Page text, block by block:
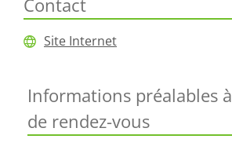
Contact
Site Internet
Informations préalables
de rendez-vous